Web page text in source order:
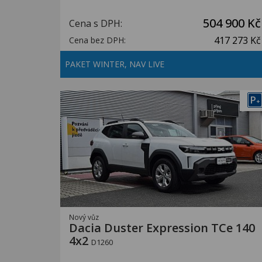
Cena s DPH: 504 900 Kč
Cena bez DPH: 417 273 Kč
PAKET WINTER, NAV LIVE
P+
Nový vůz
Dacia Duster Expression TCe 140
4x2 D1260